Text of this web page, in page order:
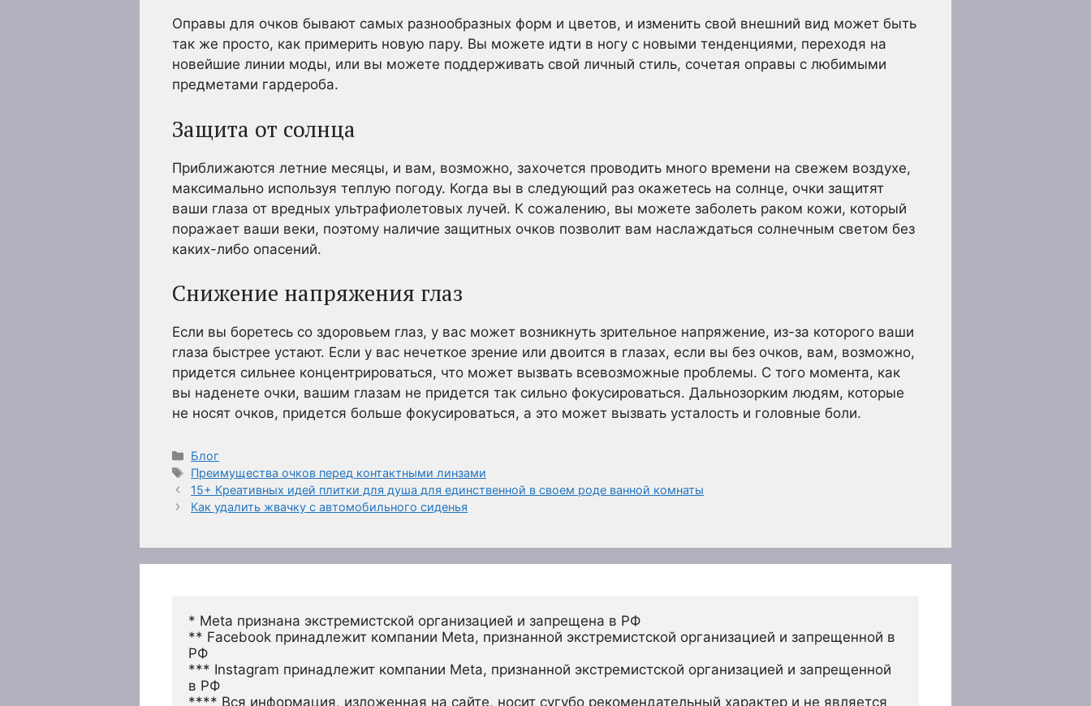
Оправы для очков бывают самых разнообразных форм и цветов, и изменить свой внешний вид может быть
так же просто, как примерить новую пару. Вы можете идти в ногу с новыми тенденциями, переходя на
новейшие линии моды, или вы можете поддерживать свой личный стиль, сочетая оправы с любимыми
предметами гардероба.
Защита от солнца
Приближаются летние месяцы, и вам, возможно, захочется проводить много времени на свежем воздухе,
максимально используя теплую погоду. Когда вы в следующий раз окажетесь на солнце, очки защитят
ваши глаза от вредных ультрафиолетовых лучей. К сожалению, вы можете заболеть раком кожи, который
поражает ваши веки, поэтому наличие защитных очков позволит вам наслаждаться солнечным светом без
каких-либо опасений.
Снижение напряжения глаз
Если вы боретесь со здоровьем глаз, у вас может возникнуть зрительное напряжение, из-за которого ваши
глаза быстрее устают. Если у вас нечеткое зрение или двоится в глазах, если вы без очков, вам, возможно,
придется сильнее концентрироваться, что может вызвать всевозможные проблемы. С того момента, как
вы наденете очки, вашим глазам не придется так сильно фокусироваться. Дальнозорким людям, которые
не носят очков, придется больше фокусироваться, а это может вызвать усталость и головные боли.
Рубрики
Блог
Метки
Преимущества очков перед контактными линзами
15+ Креативных идей плитки для душа для единственной в своем роде ванной комнаты
Как удалить жвачку с автомобильного сиденья
* Meta признана экстремистской организацией и запрещена в РФ
** Facebook принадлежит компании Meta, признанной экстремистской организацией и запрещенной в
РФ
*** Instagram принадлежит компании Meta, признанной экстремистской организацией и запрещенной
в РФ
**** Вся информация, изложенная на сайте, носит сугубо рекомендательный характер и не является